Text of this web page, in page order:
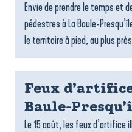
Envie de prendre le temps et
pédestres à La Baule-
le territoire à pied, au plus près
Feux d’artifice
Baule-
Le 15 août, les feux d’artifice